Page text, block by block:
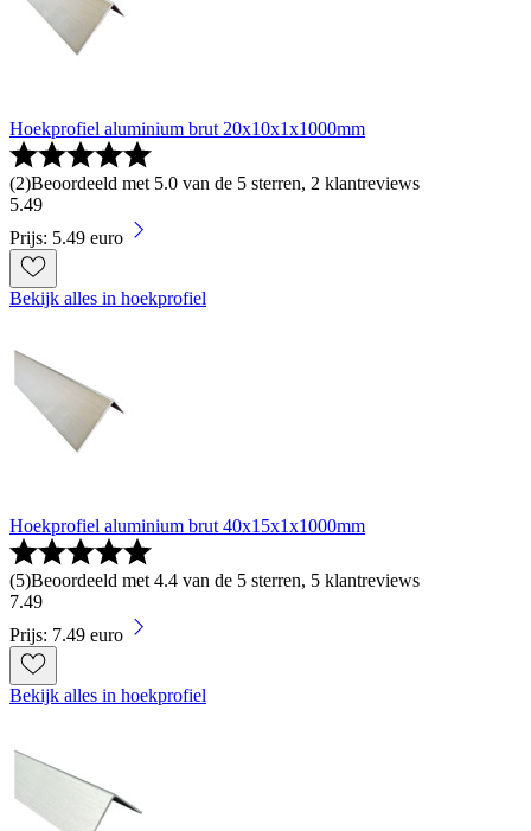
Hoekprofiel aluminium brut 20x10x1x1000mm
(2)Beoordeeld met 5.0 van de 5 sterren, 2 klantreviews
5.49
Prijs: 5.49 euro
Bekijk alles in hoekprofiel
Hoekprofiel aluminium brut 40x15x1x1000mm
(5)Beoordeeld met 4.4 van de 5 sterren, 5 klantreviews
7.49
Prijs: 7.49 euro
Bekijk alles in hoekprofiel